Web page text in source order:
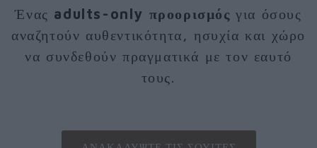
Ένας adults-only προορισμός για όσους
αναζητούν αυθεντικότητα, ησυχία και χώρο
να συνδεθούν πραγματικά με τον εαυτό
τους.